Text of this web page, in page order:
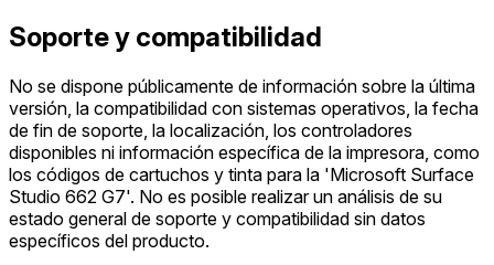
Soporte y compatibilidad
No se dispone públicamente de información sobre la última
versión, la compatibilidad con sistemas operativos, la fecha
de fin de soporte, la localización, los controladores
disponibles ni información específica de la impresora, como
los códigos de cartuchos y tinta para la 'Microsoft Surface
Studio 662 G7'. No es posible realizar un análisis de su
estado general de soporte y compatibilidad sin datos
específicos del producto.